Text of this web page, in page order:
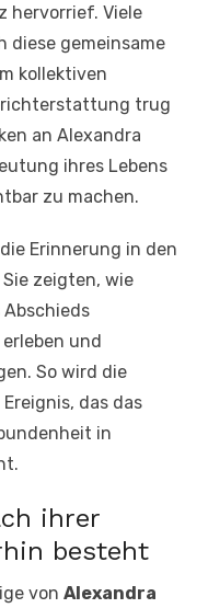
hervorrief. Viele
gemeinsame
kollektiven
trug
an Alexandra
ihres Lebens
zu machen.
Erinnerung in den
zeigten, wie
und
So wird die
das das
in
ihrer
besteht
von Alexandra